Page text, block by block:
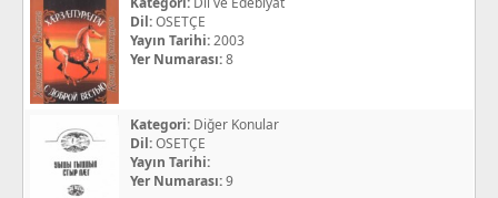
Dil:OSETÇE
Yayın Tarihi:2003
Yer Numarası:8
Kategori: Diğer Konular
Dil:OSETÇE
Yayın Tarihi:
Yer Numarası:9